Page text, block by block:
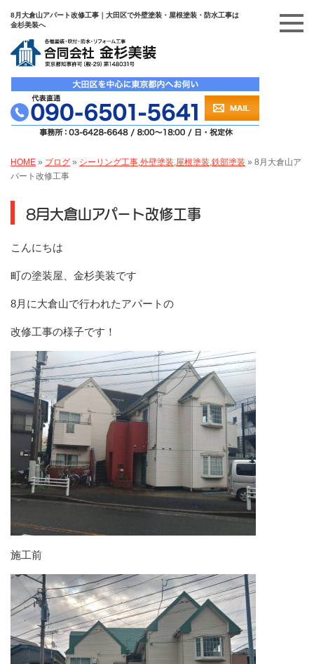
8月大倉山アパート改修工事｜大田区で外壁塗装・屋根塗装・防水工事は
金杉美装へ
HOME » ブログ » シーリング工事 外壁塗装 屋根塗装 鉄部塗装 » 8月大倉山ア
パート改修工事
8月大倉山アパート改修工事
こんにちは
町の塗装屋、金杉美装です
8月に大倉山で行われたアパートの
改修工事の様子です！
施工前